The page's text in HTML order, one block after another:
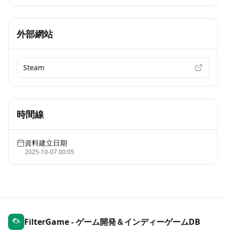
外部網站
Steam
時間線
資料建立日期
2025-10-07 00:05
FilterGame - ゲーム開発＆インディーゲームDB